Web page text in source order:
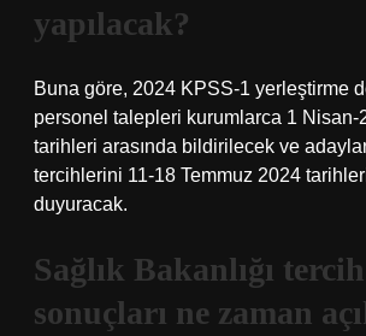
yapılacak?
Buna göre, 2024 KPSS-1 yerleştirme
personel talepleri kurumlarca 1 Nisan-
tarihleri ​​arasında bildirilecek ve
tercihlerini 11-18 Temmuz 2024
duyuracak.
Sağlık Bakanlığı tercih
sonuçları ne zaman